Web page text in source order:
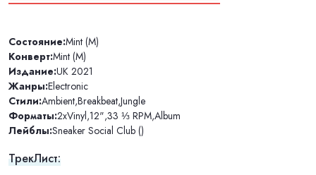
Состояние:Mint (M)
Конверт:Mint (M)
Издание:UK 2021
Жанры:Electronic
Стили:Ambient,Breakbeat,Jungle
Форматы:2xVinyl,12",33 ⅓ RPM,Album
Лейблы:Sneaker Social Club ()
ТрекЛист: